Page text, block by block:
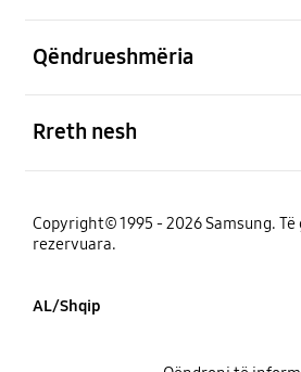
Qëndrueshmëria
Rreth nesh
Copyright© 1995 - 2026 Samsung.
rezervuara.
AL/Shqip